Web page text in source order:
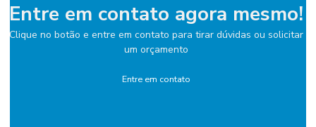
Entre em contato agora mesmo!
Clique no botão e entre em contato para tirar dúvidas ou solicitar
um orçamento
Entre em contato